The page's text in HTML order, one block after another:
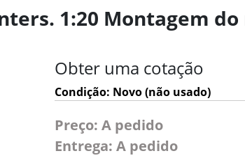
1:20 Montagem
Obter uma cotação
Condição: Novo (não usado)
Preço: A pedido
Entrega: A pedido